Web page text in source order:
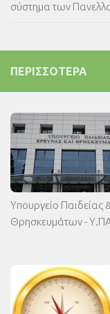
σύστημα των
ΠΕΡΙΣΣΌΤΕΡΑ
Υπουργείο Παιδείας
Θρησκευμάτων -